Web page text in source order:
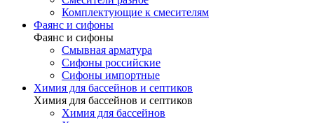
Комплектующие к смесителям
Фаянс и сифоны
Фаянс и сифоны
Смывная арматура
Сифоны российские
Сифоны импортные
Химия для бассейнов и септиков
Химия для бассейнов и септиков
Химия для бассейнов